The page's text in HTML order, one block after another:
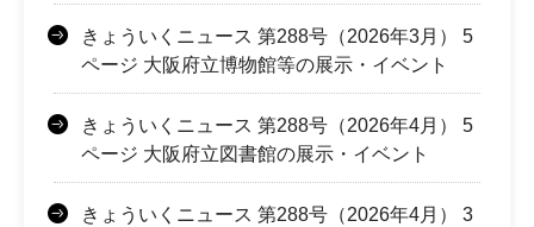
きょういくニュース 第288号（2026年3月） 5
ページ 大阪府立博物館等の展示・イベント
きょういくニュース 第288号（2026年4月） 5
ページ 大阪府立図書館の展示・イベント
きょういくニュース 第288号（2026年4月） 3